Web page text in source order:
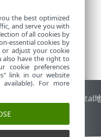
ラム ESET Status Portal
the best optimized
and serve you with
of all cookies by
essential cookies by
or adjust your cookie
also have the right to
cookie preferences
link in our website
For more